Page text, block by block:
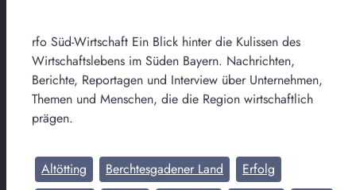
rfo Süd-Wirtschaft Ein Blick hinter die Kulissen des
Wirtschaftslebens im Süden Bayern. Nachrichten,
Berichte, Reportagen und Interview über Unternehmen,
Themen und Menschen, die die Region wirtschaftlich
prägen.
Altötting Berchtesgadener Land
Erfolg